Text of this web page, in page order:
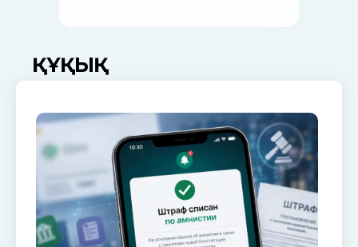
ҚҰҚЫҚ